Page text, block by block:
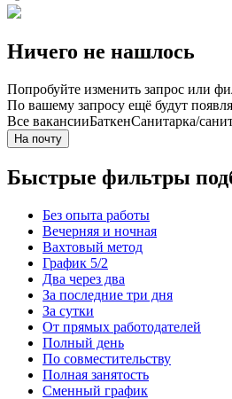
Ничего не нашлось
Попробуйте изменить запрос или
По вашему запросу ещё будут
Все вакансииБаткенСанитарка/
На почту
Быстрые фильтры
Без опыта работы
Вечерняя и ночная
Вахтовый метод
График 5/2
Два через два
За последние три дня
За сутки
От прямых работодателей
Полный день
По совместительству
Полная занятость
Сменный график